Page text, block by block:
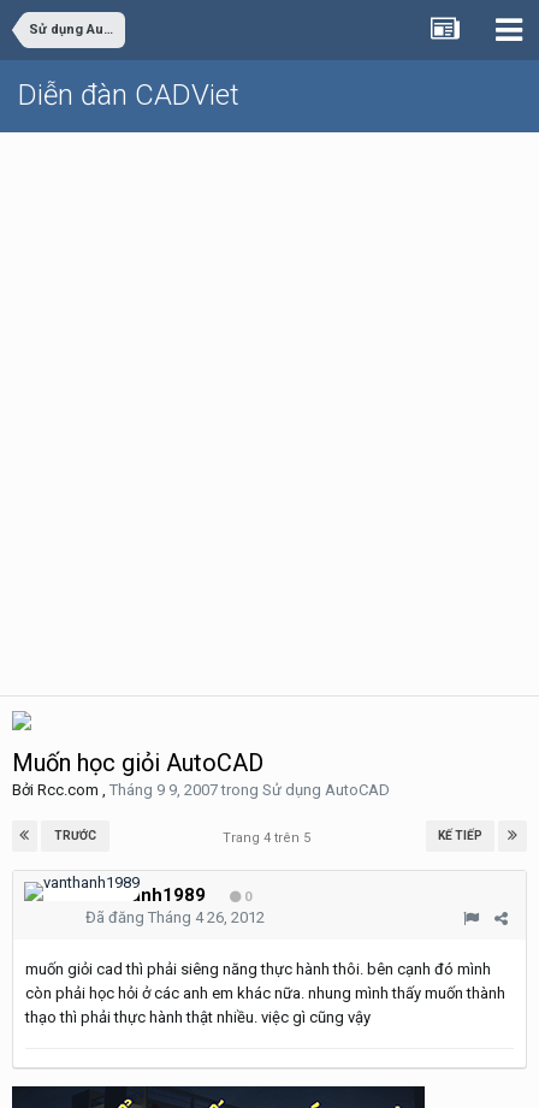
Sử dụng AutoCAD
Diễn đàn CADViet
Muốn học giỏi AutoCAD
Bởi Rcc.com , Tháng 9 9, 2007trong Sử dụng AutoCAD
TRƯỚC KẾ TIẾP
Trang 4 trên 5
vanthanh1989 0
Đã đăng Tháng 4 26, 2012
muốn giỏi cad thì phải siêng năng thực hành thôi. bên cạnh đó mình
còn phải học hỏi ở các anh em khác nữa. nhung mình thấy muốn thành
thạo thì phải thực hành thật nhiều. việc gì cũng vậy